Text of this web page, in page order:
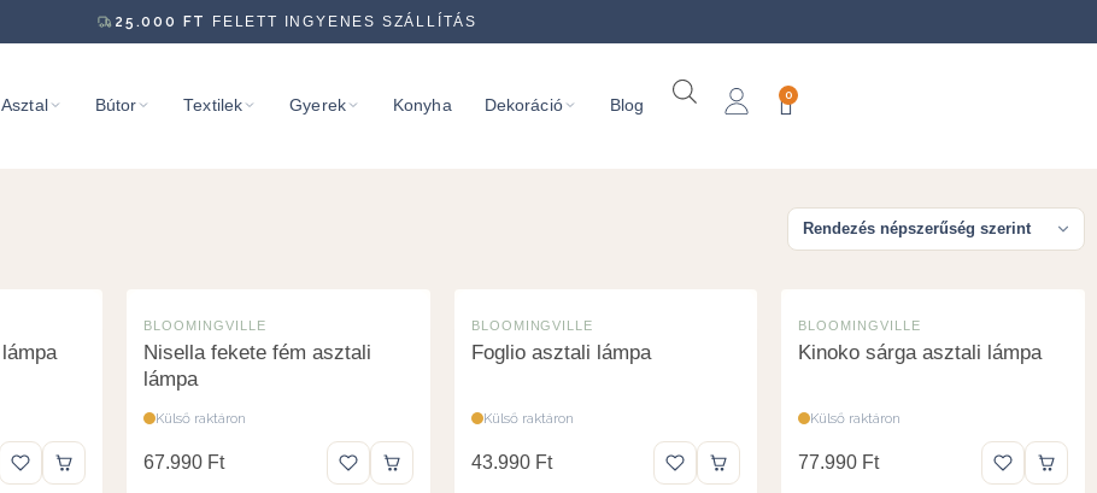
25.000 FT FELETT INGYENES SZÁLLÍTÁS
Asztal Bútor Textilek Gyerek Konyha Dekoráció Blog
0
BLOOMINGVILLE
Nisella fekete fém asztali
lámpa
Külső raktáron
67.990 Ft
BLOOMINGVILLE
Foglio asztali lámpa
Külső raktáron
43.990 Ft
BLOOMINGVILLE
Kinoko sárga asztali lámpa
Külső raktáron
77.990 Ft